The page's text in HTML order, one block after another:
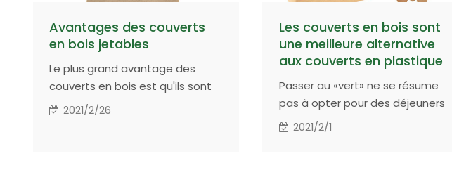
Avantages des couverts
en bois jetables
Le plus grand avantage des
couverts en bois est qu'ils sont
100% compostables. Vous
2021/2/26
Les couverts en bois sont
une meilleure alternative
aux couverts en plastique
Passer au «vert» ne se résume
pas à opter pour des déjeuners
verts. C'est plus que de
2021/2/1